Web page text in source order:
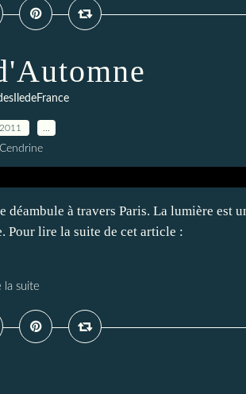
à travers Paris. La lumière est
Pour lire la suite de cet article :
la suite